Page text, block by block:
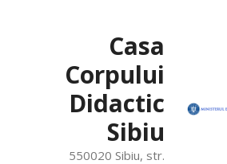
Casa
Corpului
Didactic
Sibiu
550020 Sibiu, str.